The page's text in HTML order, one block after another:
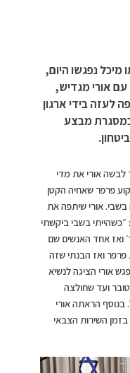
מיכל נפגשו היום,
11 בינואר, עם אורי מגדיש,
לעזה בידי ארגון
מבצע
ה-7 באוקטובר לבשה אורי את מדי
פרפר שאחיה הקטן
אורי שיתפה את
בשבי ביקשתי
ואז אחד האנשים שם
פרפר ואז הבנתי שזה
אורי הציגה לנשיא
בגופה מה-7 באוקטובר ועד שחולצה
בנוסף הראתה אורי
השירות הצבאי